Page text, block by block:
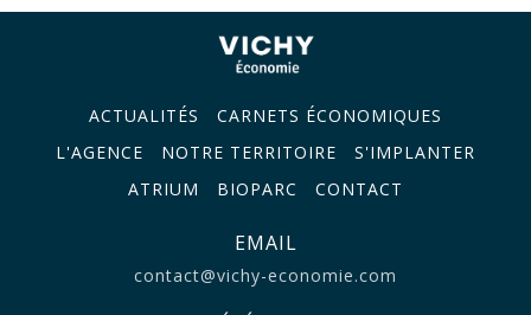
ACTUALITÉS
CARNETS ÉCONOMIQUES
L'AGENCE
NOTRE TERRITOIRE
S'IMPLANTER
ATRIUM
BIOPARC CONTACT
EMAIL
contact@vichy-economie.com